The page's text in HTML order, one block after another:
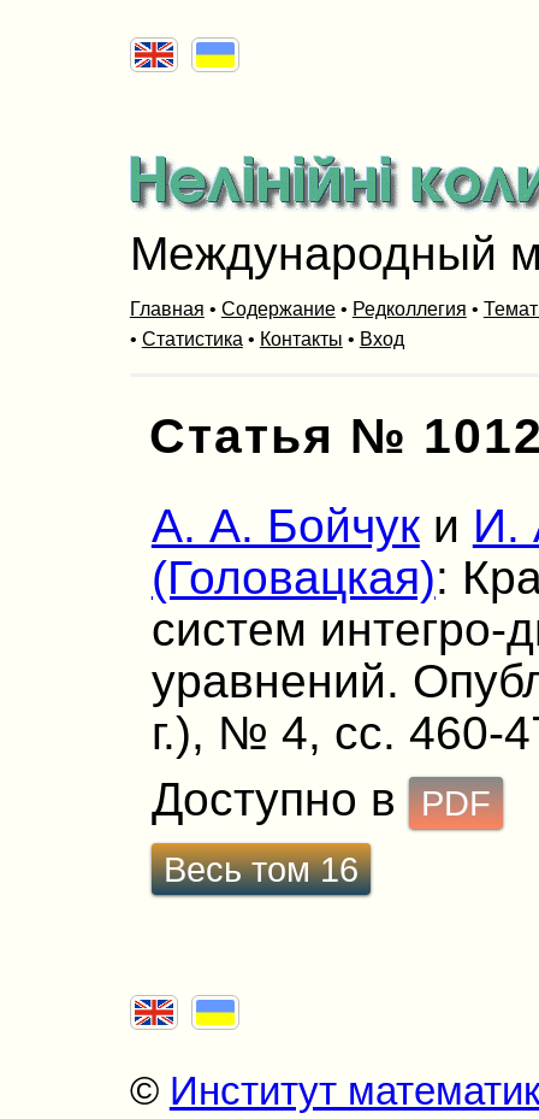
Международный
Главная • Содержание• Редколлегия •
• Статистика • Контакты • Вход
Статья №
А. А. Бойчуки И.
(Головацкая):
систем
уравнений.
г.), № 4, сс. 460-
Доступно в
PDF
Весь том 16
© Институт